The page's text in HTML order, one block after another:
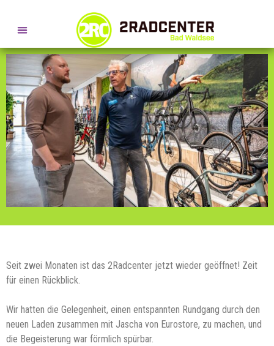
Seit zwei Monaten ist das 2Radcenter jetzt wieder geöffnet! Zeit
für einen Rückblick.
Wir hatten die Gelegenheit, einen entspannten Rundgang durch den
neuen Laden zusammen mit Jascha von Eurostore, zu machen, und
die Begeisterung war förmlich spürbar.